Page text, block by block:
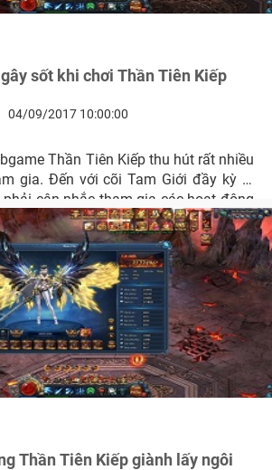
sốt khi chơi Thần Tiên Kiếp
04/09/2017 10:00:00
Thần Tiên Kiếp thu hút rất nhiều
gia. Đến với cõi Tam Giới đầy kỳ bí
cân nhắc tham gia các hoạt động
nâng cao lực chiến nhân vật chinh
xưng ngôi Vương.
Thần Tiên Kiếp giành lấy ngôi